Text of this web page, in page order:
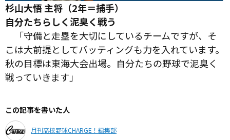
杉山大悟 主将（2年＝捕手）
自分たちらしく泥臭く戦う
「守備と走塁を大切にしているチームですが、そ
こは大前提としてバッティングも力を入れています。
秋の目標は東海大会出場。自分たちの野球で泥臭く
戦っていきます」
この記事を書いた人
月刊高校野球CHARGE！編集部